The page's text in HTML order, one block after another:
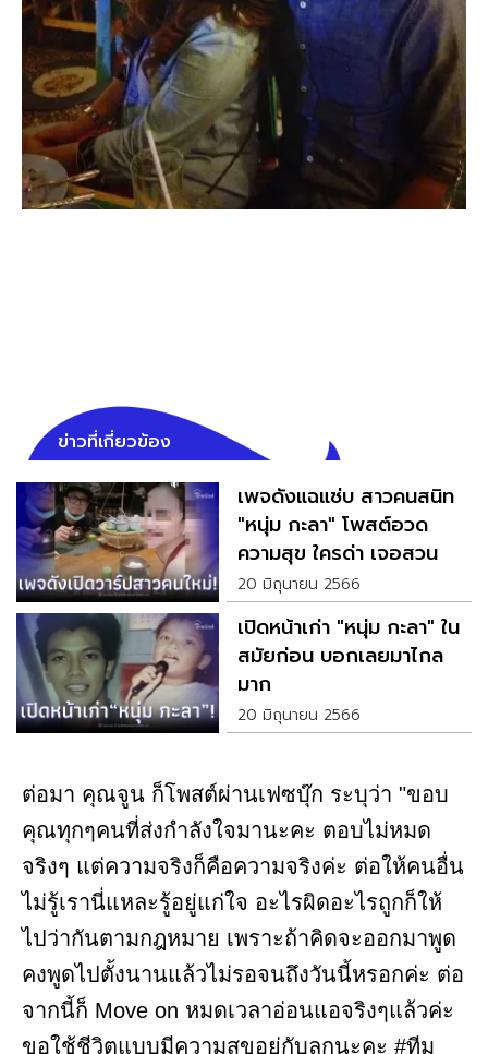
ข่าวที่เกี่ยวข้อง
เพจดังแฉแซ่บ สาวคนสนิท
"หนุ่ม กะลา" โพสต์อวด
ความสุข ใครด่า เจอสวน
กลับทันที
20 มิถุนายน 2566
เปิดหน้าเก่า "หนุ่ม กะลา" ใน
สมัยก่อน บอกเลยมาไกล
มาก
20 มิถุนายน 2566
ต่อมา คุณจูน ก็โพสต์ผ่านเฟซบุ๊ก ระบุว่า "ขอบ
คุณทุกๆคนที่ส่งกำลังใจมานะคะ ตอบไม่หมด
จริงๆ แต่ความจริงก็คือความจริงค่ะ ต่อให้คนอื่น
ไม่รู้เรานี่แหละรู้อยู่แก่ใจ อะไรผิดอะไรถูกก็ให้
ไปว่ากันตามกฎหมาย เพราะถ้าคิดจะออกมาพูด
คงพูดไปตั้งนานแล้วไม่รอจนถึงวันนี้หรอกค่ะ ต่อ
จากนี้ก็ Move on หมดเวลาอ่อนแอจริงๆแล้วค่ะ
ขอใช้ชีวิตแบบมีความสุขอยู่กับลูกนะคะ #ทีม